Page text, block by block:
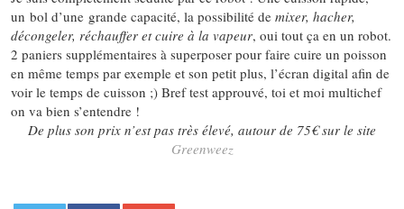
un bol d’une grande capacité, la possibilité de mixer, hacher,
décongeler, réchauffer et cuire à la vapeur, oui tout ça en un robot.
2 paniers supplémentaires à superposer pour faire cuire un poisson
en même temps par exemple et son petit plus, l’écran digital afin de
voir le temps de cuisson ;) Bref test approuvé, toi et moi multichef
on va bien s’entendre !
De plus son prix n’est pas très élevé, autour de 75€ sur le site
Greenweez